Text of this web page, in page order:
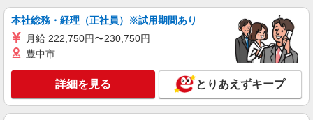
正社員
株式会社アスカ 東京支店（jb473671）
認可外保育園の保育士
月給 271,000円 〜 480,000円 ※給与幅は経
支給（上限月3万円まで） 〇新卒（初任給） ・専
門・短大卒： 271,000円 ・大学卒 ：
274,000円 ※いずれも諸手当を含む／固定残業代
■たんぽぽ保育所西新井園（認可外保育園） 東
京都足立区西新井2299
本社総務・経理（正社員）※試用期間あり
月給 222,750円〜230,750円
豊中市
詳細を見る とりあえずキープ